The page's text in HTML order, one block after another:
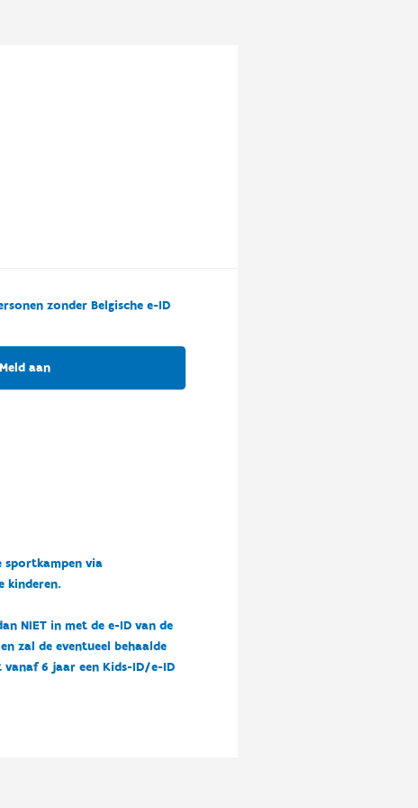
zonder Belgische e-ID
Meld aan
sportkampen via
kinderen.
NIET in met de e-ID van de
zal de eventueel behaalde
6 jaar een Kids-ID/e-ID